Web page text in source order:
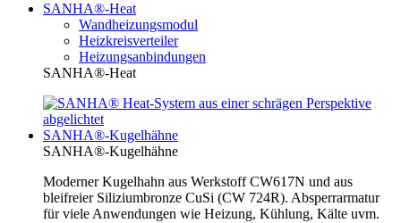
SANHA®-Heat
Wandheizungsmodul
Heizkreisverteiler
Heizungsanbindungen
SANHA®-Heat
SANHA®-Kugelhähne
SANHA®-Kugelhähne
Moderner Kugelhahn aus Werkstoff CW617N und aus
bleifreier Siliziumbronze CuSi (CW 724R). Absperrarmatur
für viele Anwendungen wie Heizung, Kühlung, Kälte uvm.